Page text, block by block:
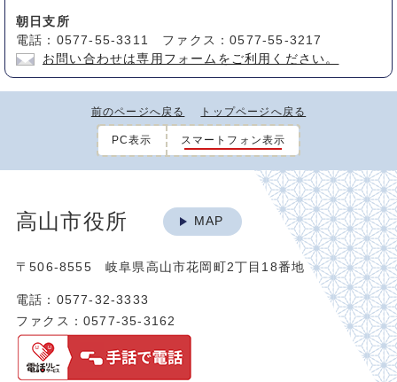
朝日支所
電話：0577-55-3311 ファクス：0577-55-3217
お問い合わせは専用フォームをご利用ください。
前のページへ戻る トップページへ戻る
PC表示 スマートフォン表示
高山市役所 MAP
〒506-8555 岐阜県高山市花岡町2丁目18番地
電話：0577-32-3333
ファクス：0577-35-3162